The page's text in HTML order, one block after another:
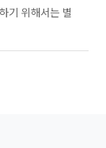
기 위해서는 별